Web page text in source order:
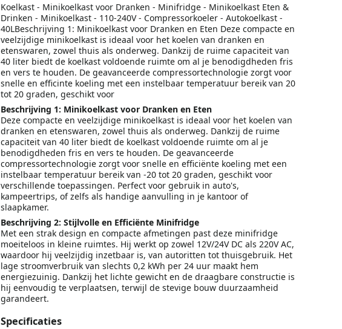
Koelkast - Minikoelkast voor Dranken - Minifridge - Minikoelkast Eten &
Drinken - Minikoelkast - 110-240V - Compressorkoeler - Autokoelkast -
40LBeschrijving 1: Minikoelkast voor Dranken en Eten Deze compacte en
veelzijdige minikoelkast is ideaal voor het koelen van dranken en
etenswaren, zowel thuis als onderweg. Dankzij de ruime capaciteit van
40 liter biedt de koelkast voldoende ruimte om al je benodigdheden fris
en vers te houden. De geavanceerde compressortechnologie zorgt voor
snelle en efficinte koeling met een instelbaar temperatuur bereik van 20
tot 20 graden, geschikt voor
Beschrijving 1: Minikoelkast voor Dranken en Eten
Deze compacte en veelzijdige minikoelkast is ideaal voor het koelen van
dranken en etenswaren, zowel thuis als onderweg. Dankzij de ruime
capaciteit van 40 liter biedt de koelkast voldoende ruimte om al je
benodigdheden fris en vers te houden. De geavanceerde
compressortechnologie zorgt voor snelle en efficiënte koeling met een
instelbaar temperatuur bereik van -20 tot 20 graden, geschikt voor
verschillende toepassingen. Perfect voor gebruik in auto's,
kampeertrips, of zelfs als handige aanvulling in je kantoor of
slaapkamer.
Beschrijving 2: Stijlvolle en Efficiënte Minifridge
Met een strak design en compacte afmetingen past deze minifridge
moeiteloos in kleine ruimtes. Hij werkt op zowel 12V/24V DC als 220V AC,
waardoor hij veelzijdig inzetbaar is, van autoritten tot thuisgebruik. Het
lage stroomverbruik van slechts 0,2 kWh per 24 uur maakt hem
energiezuinig. Dankzij het lichte gewicht en de draagbare constructie is
hij eenvoudig te verplaatsen, terwijl de stevige bouw duurzaamheid
garandeert.
Specificaties